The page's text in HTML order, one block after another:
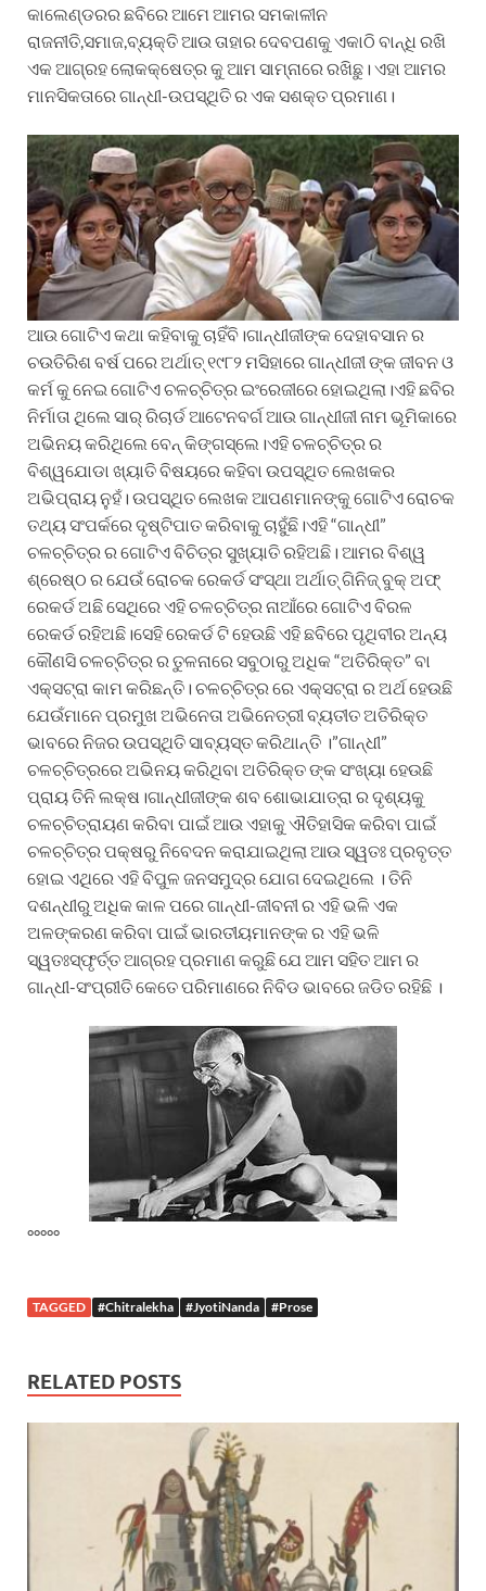
କାଲେଣ୍ଡରର ଛବିରେ ଆମେ ଆମର ସମକାଳୀନ
ରାଜନୀତି,ସମାଜ,ବ୍ୟକ୍ତି ଆଉ ତାହାର ଦେବପଣକୁ ଏକାଠି ବାନ୍ଧି ରଖି
ଏକ ଆଗ୍ରହ ଲୋକକ୍ଷେତ୍ର କୁ ଆମ ସାମ୍ନାରେ ରଖିଛୁ। ଏହା ଆମର
ମାନସିକତାରେ ଗାନ୍ଧୀ-ଉପସ୍ଥିତି ର ଏକ ସଶକ୍ତ ପ୍ରମାଣ।
ଆଉ ଗୋଟିଏ କଥା କହିବାକୁ ଚାହିଁବି।ଗାନ୍ଧୀଜୀଙ୍କ ଦେହାବସାନ ର
ଚଉତିରିଶ ବର୍ଷ ପରେ ଅର୍ଥାତ୍ ୧୯୮୨ ମସିହାରେ ଗାନ୍ଧୀଜୀ ଙ୍କ ଜୀବନ ଓ
କର୍ମ କୁ ନେଇ ଗୋଟିଏ ଚଳଚ୍ଚିତ୍ର ଇଂରେଜୀରେ ହୋଇଥିଲା।ଏହି ଛବିର
ନିର୍ମାତା ଥିଲେ ସାର୍ ରିଚାର୍ଡ ଆଟେନବର୍ଗ ଆଉ ଗାନ୍ଧୀଜୀ ନାମ ଭୂମିକାରେ
ଅଭିନୟ କରିଥିଲେ ବେନ୍ କିଙ୍ଗସ୍ଲେ।ଏହି ଚଳଚ୍ଚିତ୍ର ର
ବିଶ୍ୱଯୋଡା ଖ୍ୟାତି ବିଷୟରେ କହିବା ଉପସ୍ଥିତ ଲେଖକର
ଅଭିପ୍ରାୟ ନୁହଁ। ଉପସ୍ଥିତ ଲେଖକ ଆପଣମାନଙ୍କୁ ଗୋଟିଏ ରୋଚକ
ତଥ୍ୟ ସଂପର୍କରେ ଦୃଷ୍ଟିପାତ କରିବାକୁ ଚାହୁଁଛି।ଏହି “ଗାନ୍ଧୀ”
ଚଳଚ୍ଚିତ୍ର ର ଗୋଟିଏ ବିଚିତ୍ର ସୁଖ୍ୟାତି ରହିଅଛି। ଆମର ବିଶ୍ୱ
ଶ୍ରେଷ୍ଠ ର ଯେଉଁ ରୋଚକ ରେକର୍ଡ ସଂସ୍ଥା ଅର୍ଥାତ୍ ଗିନିଜ୍ ବୁକ୍ ଅଫ୍
ରେକର୍ଡ ଅଛି ସେଥିରେ ଏହି ଚଳଚ୍ଚିତ୍ର ନାଆଁରେ ଗୋଟିଏ ବିରଳ
ରେକର୍ଡ ରହିଅଛି।ସେହି ରେକର୍ଡ ଟି ହେଉଛି ଏହି ଛବିରେ ପୃଥିବୀର ଅନ୍ୟ
କୌଣସି ଚଳଚ୍ଚିତ୍ର ର ତୁଳନାରେ ସବୁଠାରୁ ଅଧିକ “ଅତିରିକ୍ତ” ବା
ଏକ୍ସଟ୍ରା କାମ କରିଛନ୍ତି। ଚଳଚ୍ଚିତ୍ର ରେ ଏକ୍ସଟ୍ରା ର ଅର୍ଥ ହେଉଛି
ଯେଉଁମାନେ ପ୍ରମୁଖ ଅଭିନେତା ଅଭିନେତ୍ରୀ ବ୍ୟତୀତ ଅତିରିକ୍ତ
ଭାବରେ ନିଜର ଉପସ୍ଥିତି ସାବ୍ୟସ୍ତ କରିଥାନ୍ତି ।”ଗାନ୍ଧୀ”
ଚଳଚ୍ଚିତ୍ରରେ ଅଭିନୟ କରିଥିବା ଅତିରିକ୍ତ ଙ୍କ ସଂଖ୍ୟା ହେଉଛି
ପ୍ରାୟ ତିନି ଲକ୍ଷ।ଗାନ୍ଧୀଜୀଙ୍କ ଶବ ଶୋଭାଯାତ୍ରା ର ଦୃଶ୍ୟକୁ
ଚଳଚ୍ଚିତ୍ରାୟଣ କରିବା ପାଇଁ ଆଉ ଏହାକୁ ଐତିହାସିକ କରିବା ପାଇଁ
ଚଳଚ୍ଚିତ୍ର ପକ୍ଷରୁ ନିବେଦନ କରାଯାଇଥିଲା ଆଉ ସ୍ୱତଃ ପ୍ରବୃତ୍ତ
ହୋଇ ଏଥିରେ ଏହି ବିପୁଳ ଜନସମୁଦ୍ର ଯୋଗ ଦେଇଥିଲେ । ତିନି
ଦଶନ୍ଧୀରୁ ଅଧିକ କାଳ ପରେ ଗାନ୍ଧୀ-ଜୀବନୀ ର ଏହି ଭଳି ଏକ
ଅଳଙ୍କରଣ କରିବା ପାଇଁ ଭାରତୀୟମାନଙ୍କ ର ଏହି ଭଳି
ସ୍ୱତଃସ୍ଫୃର୍ତ୍ତ ଆଗ୍ରହ ପ୍ରମାଣ କରୁଛି ଯେ ଆମ ସହିତ ଆମ ର
ଗାନ୍ଧୀ-ସଂପ୍ରୀତି କେତେ ପରିମାଣରେ ନିବିଡ ଭାବରେ ଜଡିତ ରହିଛି ।
°°°°°
TAGGED #Chitralekha #JyotiNanda #Prose
RELATED POSTS